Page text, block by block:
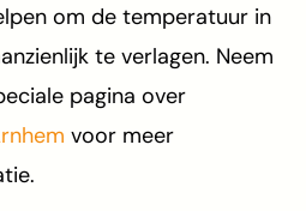
om de temperatuur in
te verlagen. Neem
pagina over
voor meer